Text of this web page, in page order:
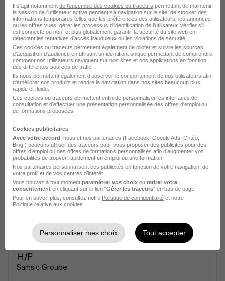
Agent de Sécurité - Site Évènementiel
H/F
Samsic Groupe
Portes-lès-Valence - 26 CDD
Temps partiel
15 € / heure
+ 1
Voir l’offre
il y a 10 jours
Agent de Sécurité - Site Évènementiel
H/F
Samsic Groupe
Nord - 59 CDD Temps partiel 15 € / heure
Agent de Sécurité - Site Évènementiel
H/F
Samsic Groupe
Il s'agit notamment de l'ensemble des cookies ou traceurs permettant de maintenir
la session de l'utilisateur active pendant sa navigation sur le site, de stocker des
informations temporaires telles que les préférences des utilisateurs, les annonces
ou les offres vues, gérer les processus d'identification de l'utilisateur, vérifier s'il
est connecté ou non, et plus globalement garantir la sécurité du site web en
détectant les tentatives d'accès frauduleux ou les violations de sécurité.
Ces cookies ou traceurs permettent également de piloter et suivre les sources
d'acquisition d'audience en utilisant un identifiant unique permettant de comprendre
comment nos utilisateurs naviguent sur nos sites et nos applications en fonction
des différentes sources de trafic.
Ils nous permettent également d’observer le comportement de nos utilisateurs afin
d'améliorer nos produits et rendre la navigation dans nos sites beaucoup plus
rapide et fluide.
Ces cookies ou traceurs permettent enfin de personnaliser les interfaces de
consultation et d'effectuer une présentation personnalisée des offres d'emploi ou
de formations proposées.
Cookies publicitaires
Avec votre accord , nous et nos partenaires (Facebook, Google Ads , Critéo,
Bing,) pouvons utiliser des traceurs pour vous proposer des publicités pour des
offres d’emploi ou des offres de formations personnalisés afin d’augmenter vos
probabilités de trouver rapidement un emploi ou une formation.
Nos partenaires personnalisent ces publicités en fonction de votre navigation, de
votre profil et de vos centres d’intérêt.
Vous pouvez à tout moment paramétrer vos choix ou retirer votre
consentement en cliquant sur le lien "Gérer les traceurs" en bas de page.
Pour en savoir plus, consultez notre Politique de confidentialité et notre
Politique relative aux cookies
Personnaliser mes choix Tout accepter